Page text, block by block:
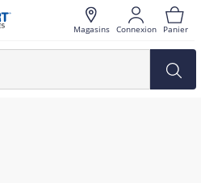
Magasins Connexion Panier